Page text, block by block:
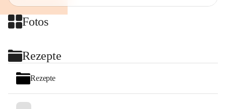
Fotos
Rezepte
Rezepte